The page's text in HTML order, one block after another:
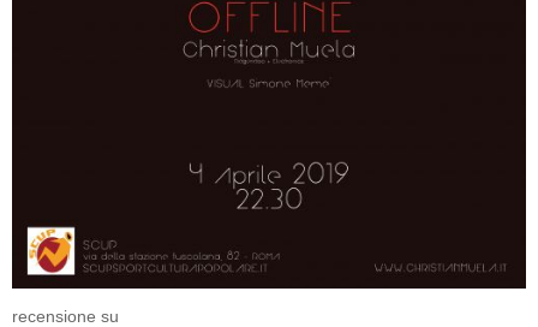
recensione su